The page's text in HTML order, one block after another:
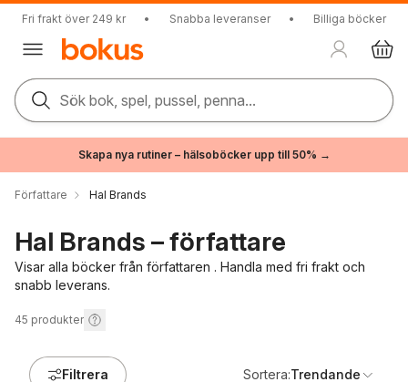
Fri frakt över 249 kr • Snabba leveranser • Billiga böcker
Sök bok, spel, pussel, penna...
Skapa nya rutiner – hälsoböcker upp till 50% →
Författare Hal Brands
Hal Brands – författare
Visar alla böcker från författaren . Handla med fri frakt och
snabb leverans.
45 produkter
Filtrera Sortera:Trendande